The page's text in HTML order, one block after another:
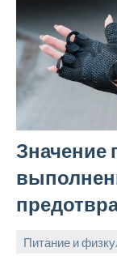
Значение
Питание и